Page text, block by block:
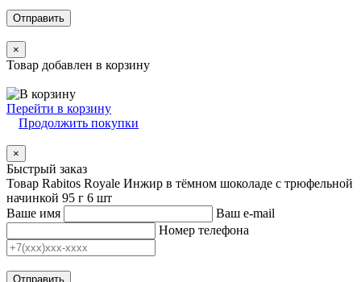
Отправить
×
Товар добавлен в корзину
Перейти в корзину
Продолжить покупки
×
Быстрый заказ
Товар Rabitos Royale Инжир в тёмном шоколаде с трюфельной
начинкой 95 г 6 шт
Ваше имя
Ваш e-mail
Номер телефона
Отправить